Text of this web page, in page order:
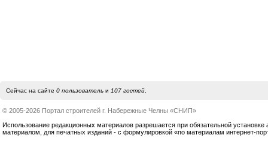
Сейчас на сайте 0 пользовательи 107 гостей.
© 2005-2026 Портал строителей г. Набережные Челны «СНИП»
Использование редакционных материалов разрешается при обязательной установке
материалом, для печатных изданий - с формулировкой «по материалам интернет-